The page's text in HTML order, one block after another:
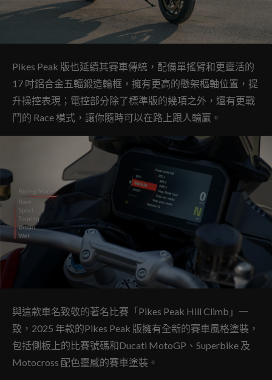
Pikes Peak 版也延續其賽車傳統，配備單搖臂和更靈活的
17 吋鋁合金五輻鍛造輪框，擁有更高的懸架樞軸位置，提
升操控表現；電控部分除了標準版的幾項之外，還有更戰
鬥的 Race 模式，讓你隨時可以在路上跟人輸贏。
與這款車名致敬的著名比賽「Pikes Peak Hill Climb」一
致，2025 年款的Pikes Peak 版擁有全新的賽車風格塗裝，
包括側板上的比賽號碼和Ducati MotoGP、Superbike 及
Motocross 配色靈感的賽車塗裝。